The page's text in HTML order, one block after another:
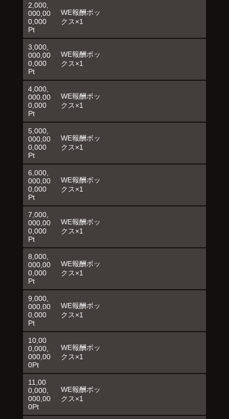
2,000,
000,00
0,000
Pt
WE報酬ボッ
クス×1
3,000,
000,00
0,000
Pt
WE報酬ボッ
クス×1
4,000,
000,00
0,000
Pt
WE報酬ボッ
クス×1
5,000,
000,00
0,000
Pt
WE報酬ボッ
クス×1
6,000,
000,00
0,000
Pt
WE報酬ボッ
クス×1
7,000,
000,00
0,000
Pt
WE報酬ボッ
クス×1
8,000,
000,00
0,000
Pt
WE報酬ボッ
クス×1
9,000,
000,00
0,000
Pt
WE報酬ボッ
クス×1
10,00
0,000,
000,00
0Pt
WE報酬ボッ
クス×1
11,00
0,000,
000,00
0Pt
WE報酬ボッ
クス×1